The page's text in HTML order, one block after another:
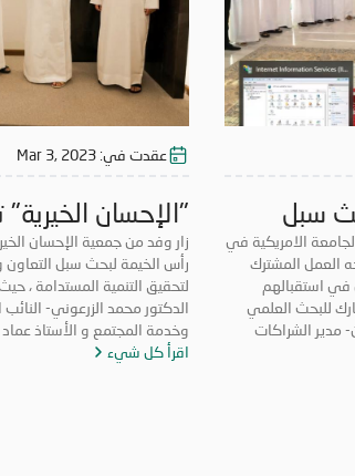
سبل
الامريكية في
العمل المشترك
في استقبالهم
للبحث العلمي
وخدمة المجتمع و الأستاذ عماد الدين- مدير الشراكات
عقدت في:Mar 3, 2023
"الإحسان
التعاون مع
في رأس الخيمة
زار وفد من جمعية الإحسان
رأس الخيمة لبحث سبل
لتحقيق التنمية المستدامة ،
الدكتور محمد الزرعوني-
المجتمعية والأعمال بالجامعة.
اقرأ كل شيء